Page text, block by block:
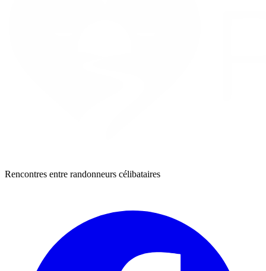
Rencontres entre randonneurs célibataires